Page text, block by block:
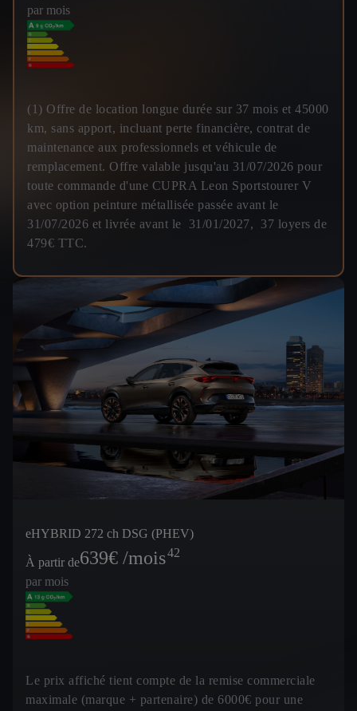
par mois
(1) Offre de location longue durée sur 37 mois et 45000
km, sans apport, incluant perte financière, contrat de
maintenance aux professionnels et véhicule de
remplacement. Offre valable jusqu'au 31/07/2026 pour
toute commande d'une CUPRA Leon Sportstourer V
avec option peinture métallisée passée avant le
31/07/2026 et livrée avant le 31/01/2027, 37 loyers de
479€ TTC.
eHYBRID 272 ch DSG (PHEV)
À partir de639€ /mois42
par mois
Le prix affiché tient compte de la remise commerciale
maximale (marque + partenaire) de 6000€ pour une